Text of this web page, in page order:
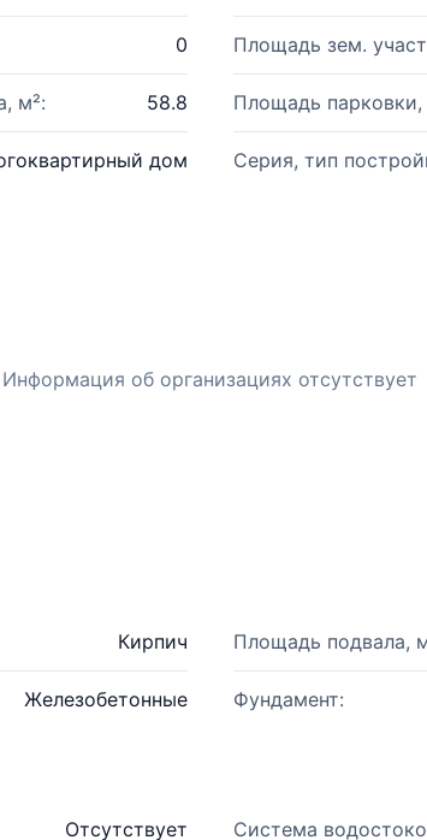
0 Площадь зем.
м²: 58.8 Площадь парковки,
дом Серия, тип
Информация об организациях отсутствует
Кирпич Площадь подвала,
Железобетонные Фундамент:
Отсутствует Система